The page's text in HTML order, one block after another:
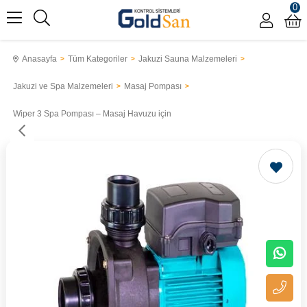
0
Anasayfa Tüm Kategoriler Jakuzi Sauna Malzemeleri
Jakuzi ve Spa Malzemeleri Masaj Pompası
Wiper 3 Spa Pompası – Masaj Havuzu için